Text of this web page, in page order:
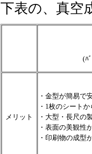
下表の、真空
(ﾊ
メリット
・金型が簡易で
・1枚のシート
・大型・長尺の
・表面の美観性
・印刷物の成型